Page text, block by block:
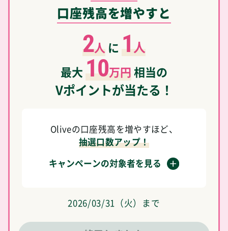
口座残高を増やすと
2人 に 1人
最大10万円相当の
Vポイントが当たる！
Oliveの口座残高を増やすほど、
抽選口数アップ！
キャンペーンの対象者を見る
2026/03/31（火）まで